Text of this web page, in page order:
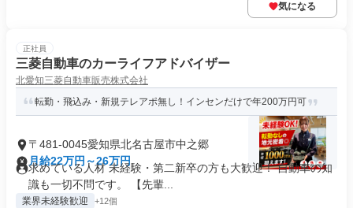
気になる
正社員
三菱自動車のカーライフアドバイザー
北愛知三菱自動車販売株式会社
転勤・飛込み・新規テレアポ無し！インセンだけで年200万円可
〒481-0045愛知県北名古屋市中之郷
月給22万円～26万円
求めている人材 未経験・第二新卒の方も大歓迎！ 自動車の知
識も一切不問です。 【先輩...
業界未経験歓迎 +12個